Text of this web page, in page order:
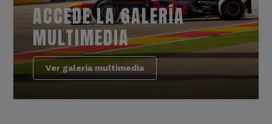
ACCEDE LA GALERÍA
MULTIMEDIA
Ver galería multimedia